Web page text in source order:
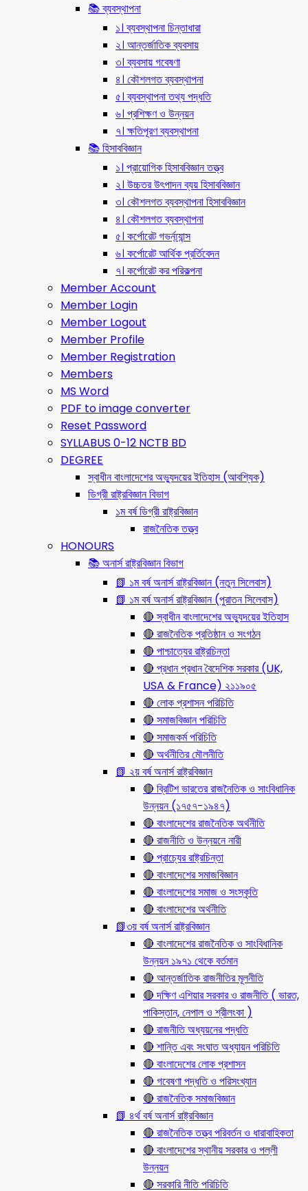
📚 ব্যবস্থাপনা
১। ব্যবস্থাপনা চিন্তাধারা
২। আন্তর্জাতিক ব্যবসায়
৩। ব্যবসায় গবেষণা
৪। কৌশলগত ব্যবস্থাপনা
৫। ব্যবস্থাপনা তথ্য পদ্ধতি
৬। প্রশিক্ষণ ও উন্নয়ন
৭। ক্ষতিপূরণ ব্যবস্থাপনা
📚 হিসাববিজ্ঞান
১। প্রায়োগিক হিসাববিজ্ঞান তত্ত্ব
২। উচ্চতর উৎপাদন ব্যয় হিসাববিজ্ঞান
৩। কৌশলগত ব্যবস্থাপনা হিসাববিজ্ঞান
৪। কৌশলগত ব্যবস্থাপনা
৫। কর্পোরেট গভর্ন্য্যান্স
৬। কর্পোরেট আর্থিক প্রর্তিবেদন
৭। কর্পোরেট কর পরিকল্পনা
Member Account
Member Login
Member Logout
Member Profile
Member Registration
Members
MS Word
PDF to image converter
Reset Password
SYLLABUS 0-12 NCTB BD
DEGREE
স্বাধীন বাংলাদেশের অভ্যুদয়ের ইতিহাস (আবশ্যিক)
ডিগ্রী রাষ্ট্রবিজ্ঞান বিভাগ
১ম বর্ষ ডিগ্রী রাষ্ট্রবিজ্ঞান
রাজনৈতিক তত্ত্ব
HONOURS
📚 অনার্স রাষ্ট্রবিজ্ঞান বিভাগ
📗 ১ম বর্ষ অনার্স রাষ্ট্রবিজ্ঞান (নতুন সিলেবাস)
📗 ১ম বর্ষ অনার্স রাষ্ট্রবিজ্ঞান (পুরাতন সিলেবাস)
🔴 স্বাধীন বাংলাদেশের অভ্যুদয়ের ইতিহাস
🔴 রাজনৈতিক প্রতিষ্ঠান ও সংগঠন
🔴 পাশ্চাত্যের রাষ্ট্রচিন্তা
🔴 প্রধান প্রধান বৈদেশিক সরকার (UK,
USA & France) ২১১৯০৫
🔴 লোক প্রশাসন পরিচিতি
🔴 সমাজবিজ্ঞান পরিচিতি
🔴 সমাজকর্ম পরিচিতি
🔴 অর্থনীতির মৌলনীতি
📗 ২য় বর্ষ অনার্স রাষ্ট্রবিজ্ঞান
🔴 ব্রিটিশ ভারতের রাজনৈতিক ও সাংবিধানিক
উন্নয়ন (১৭৫৭-১৯৪৭)
🔴 বাংলাদেশের রাজনৈতিক অর্থনীতি
🔴 রাজনীতি ও উন্নয়নে নারী
🔴 প্রাচ্যের রাষ্ট্রচিন্তা
🔴 বাংলাদেশের সমাজবিজ্ঞান
🔴 বাংলাদেশের সমাজ ও সংস্কৃতি
🔴 বাংলাদেশের অর্থনীতি
📗৩য় বর্ষ অনার্স রাষ্ট্রবিজ্ঞান
🔴 বাংলাদেশের রাজনৈতিক ও সাংবিধানিক
উন্নয়ন ১৯৭১ থেকে বর্তমান
🔴 আন্তর্জাতিক রাজনীতির মূলনীতি
🔴 দক্ষিণ এশিয়ার সরকার ও রাজনীতি ( ভারত,
পাকিস্তান, নেপাল ও শ্রীলংকা )
🔴 রাজনীতি অধ্যয়নের পদ্ধতি
🔴 শান্তি এবং সংঘাত অধ্যায়ন পরিচিতি
🔴 বাংলাদেশের লোক প্রশাসন
🔴 গবেষণা পদ্ধতি ও পরিসংখ্যান
🔴 রাজনৈতিক সমাজবিজ্ঞান
📗 ৪র্থ বর্ষ অনার্স রাষ্ট্রবিজ্ঞান
🔴 রাজনৈতিক তত্ত্ব পরিবর্তন ও ধারাবাহিকতা
🔴 বাংলাদেশের স্থানীয় সরকার ও পল্লী
উন্নয়ন
🔴 সরকারি নীতি পরিচিতি